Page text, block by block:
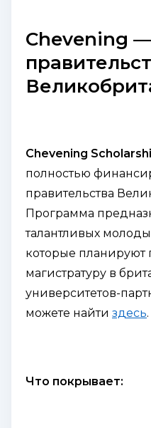
Chevening
Chevening
полностью
правительства
Программа
талантливых
которые планируют
магистратуру в
университетов-
можете найти здесь.
Что покрывает: